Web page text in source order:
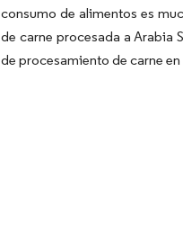
consumo de alimentos es
de carne procesada a Arabia
de procesamiento de carne